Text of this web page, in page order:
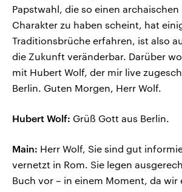
Papstwahl, die so einen archaischen
Charakter zu haben scheint, hat
Traditionsbrüche erfahren, ist also
die Zukunft veränderbar. Darüber
mit Hubert Wolf, der mir live
Berlin. Guten Morgen, Herr Wolf.
Hubert Wolf: Grüß Gott aus Berlin.
Main: Herr Wolf, Sie sind gut
vernetzt in Rom. Sie legen
Buch vor – in einem Moment, da wir